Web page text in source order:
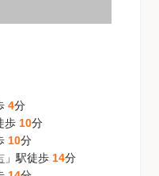
4分
歩 10分
10分
」駅徒歩 14分